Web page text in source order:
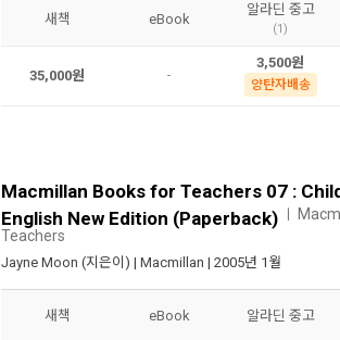
새책 eBook
알라딘 중고
(1)
35,000원 -
3,500원
양탄자배송
Macmillan Books for Teachers 07 :
English New Edition (Paperback)
Teachers
Jayne Moon (지은이) | Macmillan | 2005년 1월
새책 eBook 알라딘 중고